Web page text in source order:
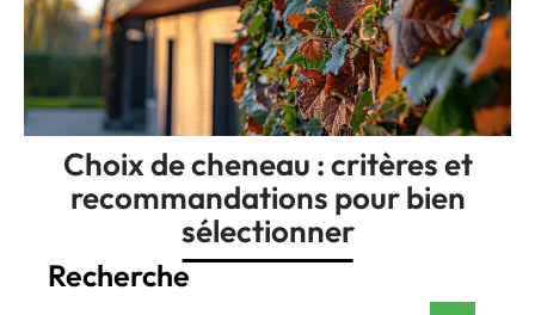
Choix de cheneau : critères et
recommandations pour bien
sélectionner
Recherche